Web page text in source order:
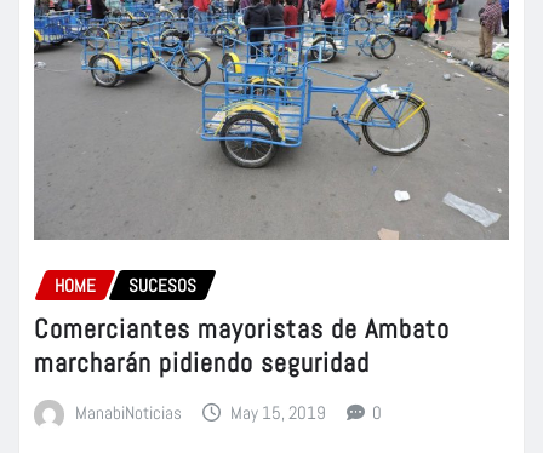
HOME SUCESOS
Comerciantes mayoristas de Ambato
marcharán pidiendo seguridad
ManabiNoticias May 15, 2019 0